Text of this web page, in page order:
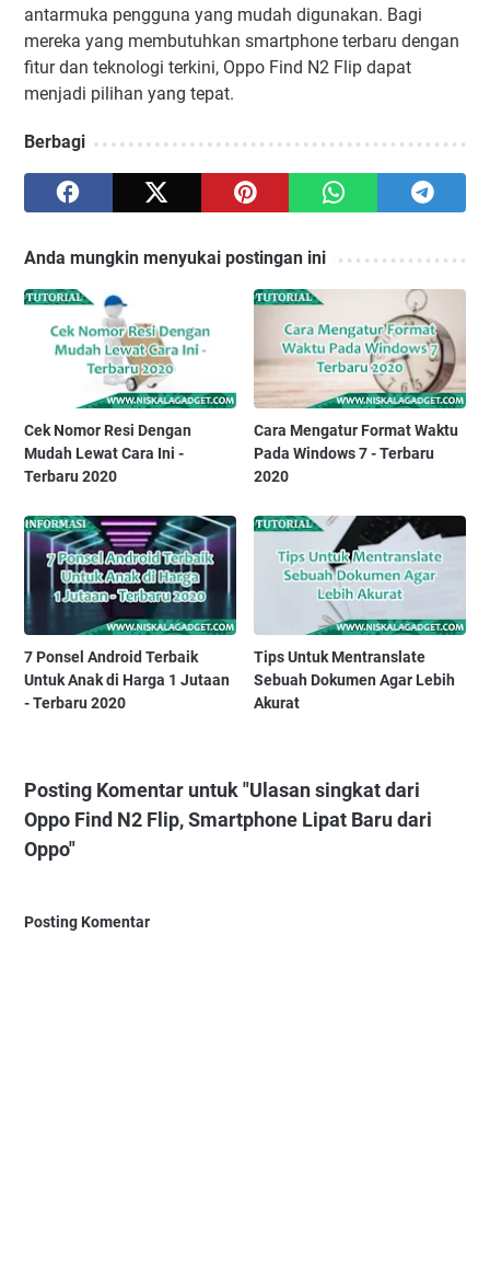
antarmuka pengguna yang mudah digunakan. Bagi
mereka yang membutuhkan smartphone terbaru dengan
fitur dan teknologi terkini, Oppo Find N2 Flip dapat
menjadi pilihan yang tepat.
Berbagi
Anda mungkin menyukai postingan ini
Cek Nomor Resi Dengan
Mudah Lewat Cara Ini -
Terbaru 2020
Cara Mengatur Format Waktu
Pada Windows 7 - Terbaru
2020
7 Ponsel Android Terbaik
Untuk Anak di Harga 1 Jutaan
- Terbaru 2020
Tips Untuk Mentranslate
Sebuah Dokumen Agar Lebih
Akurat
Posting Komentar untuk "Ulasan singkat dari
Oppo Find N2 Flip, Smartphone Lipat Baru dari
Oppo"
Posting Komentar